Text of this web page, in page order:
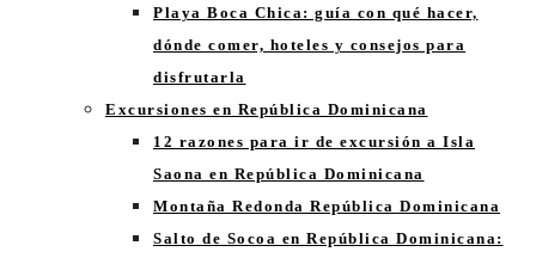
Playa Boca Chica: guía con qué hacer,
dónde comer, hoteles y consejos para
disfrutarla
Excursiones en República Dominicana
12 razones para ir de excursión a Isla
Saona en República Dominicana
Montaña Redonda República Dominicana
Salto de Socoa en República Dominicana: